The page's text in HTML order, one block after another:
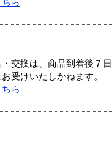
ら
交換は、商品到着後７
受けいたしかねます。
ら